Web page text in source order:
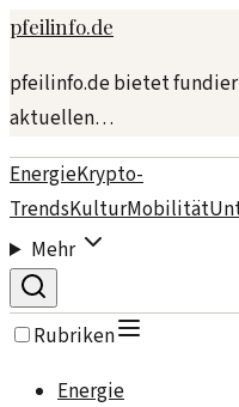
pfeilinfo.de
pfeilinfo.de bietet
aktuellen…
EnergieKrypto-
TrendsKulturMobilität
Mehr
Rubriken
Energie